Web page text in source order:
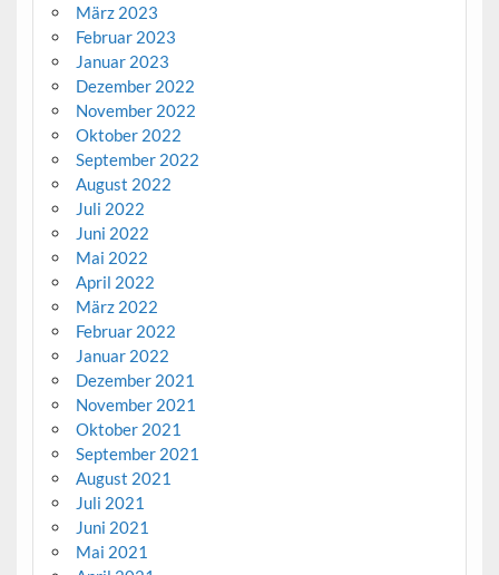
März 2023
Februar 2023
Januar 2023
Dezember 2022
November 2022
Oktober 2022
September 2022
August 2022
Juli 2022
Juni 2022
Mai 2022
April 2022
März 2022
Februar 2022
Januar 2022
Dezember 2021
November 2021
Oktober 2021
September 2021
August 2021
Juli 2021
Juni 2021
Mai 2021